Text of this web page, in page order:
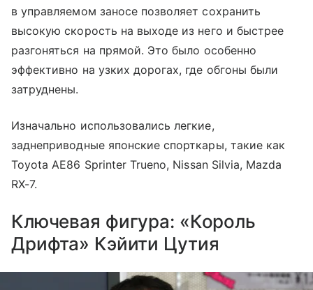
в управляемом заносе позволяет сохранить
высокую скорость на выходе из него и быстрее
разгоняться на прямой. Это было особенно
эффективно на узких дорогах, где обгоны были
затруднены.
Изначально использовались легкие,
заднеприводные японские спорткары, такие как
Toyota AE86 Sprinter Trueno, Nissan Silvia, Mazda
RX-7.
Ключевая фигура: «Король
Дрифта» Кэйити Цутия